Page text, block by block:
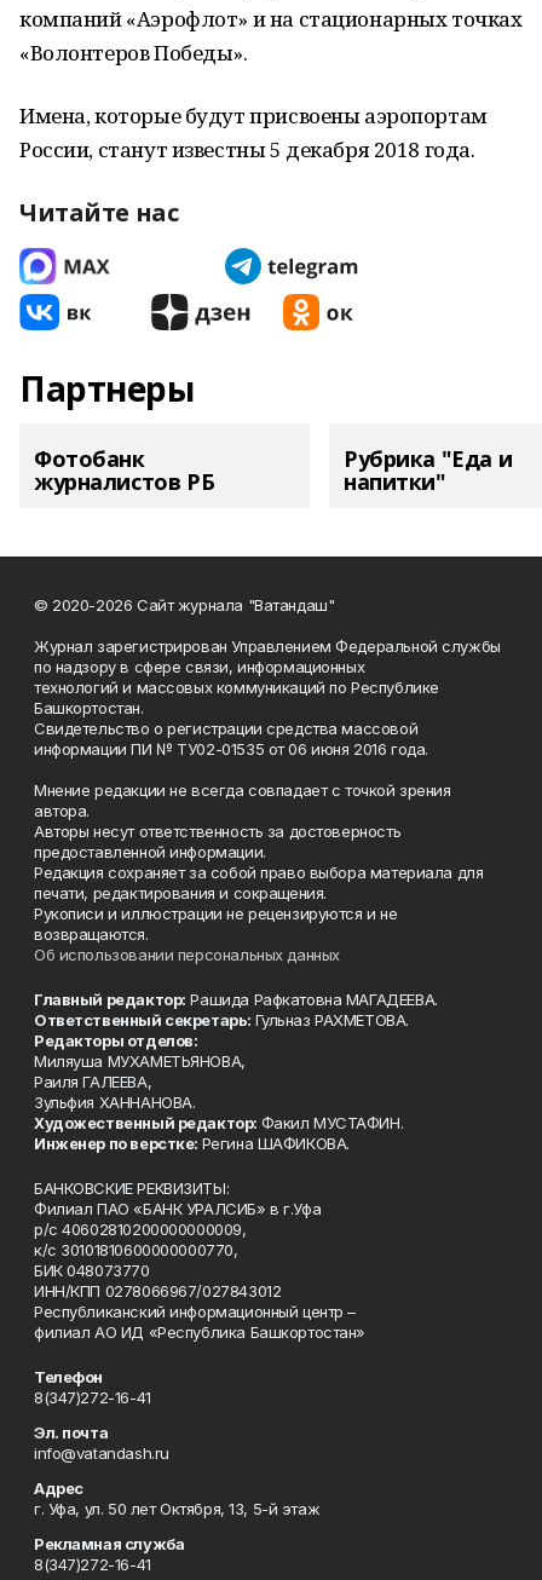
компаний «Аэрофлот» и на стационарных точках
«Волонтеров Победы».
Имена, которые будут присвоены аэропортам
России, станут известны 5 декабря 2018 года.
Читайте нас
Партнеры
Фотобанк
журналистов РБ
Рубрика "Еда и
напитки"
© 2020-2026 Сайт журнала "Ватандаш"
Журнал зарегистрирован Управлением Федеральной службы
по надзору в сфере связи, информационных
технологий и массовых коммуникаций по Республике
Башкортостан.
Свидетельство о регистрации средства массовой
информации ПИ № ТУ02-01535 от 06 июня 2016 года.
Мнение редакции не всегда совпадает с точкой зрения
автора.
Авторы несут ответственность за достоверность
предоставленной информации.
Редакция сохраняет за собой право выбора материала для
печати, редактирования и сокращения.
Рукописи и иллюстрации не рецензируются и не
возвращаются.
Об использовании персональных данных
Главный редактор: Рашида Рафкатовна МАГАДЕЕВА.
Ответственный секретарь: Гульназ РАХМЕТОВА.
Редакторы отделов:
Миляуша МУХАМЕТЬЯНОВА,
Раиля ГАЛЕЕВА,
Зульфия ХАННАНОВА.
Художественный редактор: Факил МУСТАФИН.
Инженер по верстке: Регина ШАФИКОВА.
БАНКОВСКИЕ РЕКВИЗИТЫ:
Филиал ПАО «БАНК УРАЛСИБ» в г.Уфа
р/с 40602810200000000009,
к/с 30101810600000000770,
БИК 048073770
ИНН/КПП 0278066967/027843012
Республиканский информационный центр –
филиал АО ИД «Республика Башкортостан»
Телефон
8(347)272-16-41
Эл. почта
info@vatandash.ru
Адрес
г. Уфа, ул. 50 лет Октября, 13, 5-й этаж
Рекламная служба
8(347)272-16-41